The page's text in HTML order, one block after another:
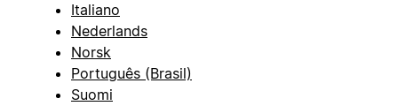
Italiano
Nederlands
Norsk
Português (Brasil)
Suomi